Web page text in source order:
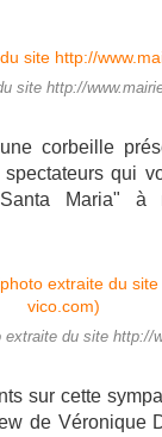
site http://
corbeille
qui
Maria" à
du site http://
sur cette
de Véronique